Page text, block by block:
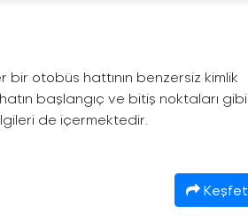
bir otobüs hattının benzersiz kimlik
başlangıç ve bitiş noktaları gibi
de içermektedir.
Keşfet